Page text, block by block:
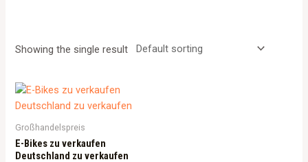
Showing the single result
Großhandelspreis
E-Bikes zu verkaufen
Deutschland zu verkaufen